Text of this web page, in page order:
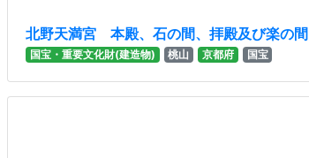
北野天満宮 本殿、石の間、拝殿及び楽の間
国宝・重要文化財(建造物) 桃山 京都府 国宝